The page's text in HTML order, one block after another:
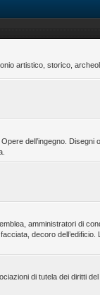
artistico, storico,
dell’ingegno. Disegni
amministratori di
decoro
di tutela dei diritti